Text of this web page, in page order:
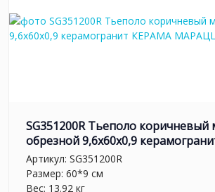
SG351200R Тьеполо
обрезной 9,6x60x0,9
Артикул: SG351200R
Размер: 60*9 см
Вес: 13.92 кг